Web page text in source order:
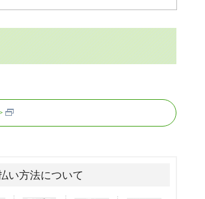
い方法について